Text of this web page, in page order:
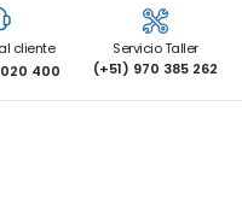
cliente
020 400
Servicio Taller
(+51) 970 385 262